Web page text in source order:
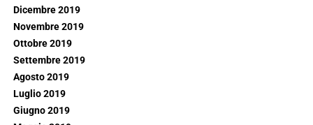
Dicembre 2019
Novembre 2019
Ottobre 2019
Settembre 2019
Agosto 2019
Luglio 2019
Giugno 2019